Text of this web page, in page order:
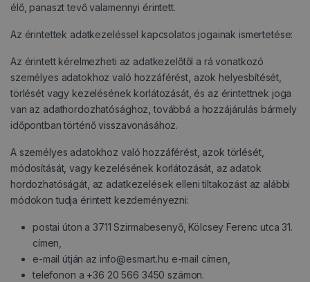
élő, panaszt tevő valamennyi érintett.
Az érintettek adatkezeléssel kapcsolatos jogainak ismertetése:
Az érintett kérelmezheti az adatkezelőtől a rá vonatkozó
személyes adatokhoz való hozzáférést, azok helyesbítését,
törlését vagy kezelésének korlátozását, és az érintettnek joga
van az adathordozhatósághoz, továbbá a hozzájárulás bármely
időpontban történő visszavonásához.
A személyes adatokhoz való hozzáférést, azok törlését,
módosítását, vagy kezelésének korlátozását, az adatok
hordozhatóságát, az adatkezelések elleni tiltakozást az alábbi
módokon tudja érintett kezdeményezni:
postai úton a 3711 Szirmabesenyő, Kölcsey Ferenc utca 31.
címen,
e-mail útján az info@esmart.hu e-mail címen,
telefonon a +36 20 566 3450 számon.